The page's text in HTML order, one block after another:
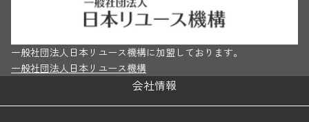
一般社団法人日本リユース機構に加盟しております。
一般社団法人日本リユース機構
会社情報